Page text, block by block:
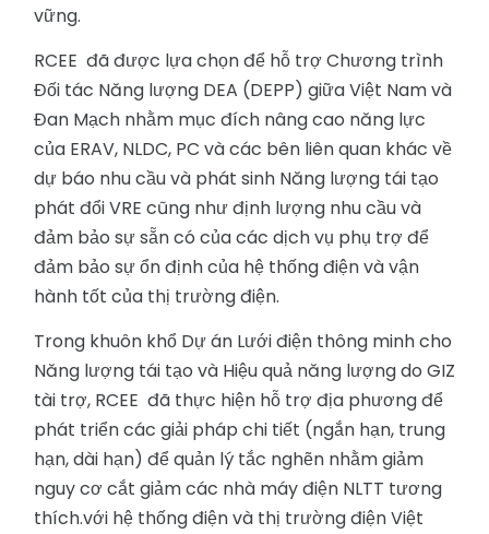
vững.
RCEE đã được lựa chọn để hỗ trợ Chương trình
Đối tác Năng lượng DEA (DEPP) giữa Việt Nam và
Đan Mạch nhằm mục đích nâng cao năng lực
của ERAV, NLDC, PC và các bên liên quan khác về
dự báo nhu cầu và phát sinh Năng lượng tái tạo
phát đổi VRE cũng như định lượng nhu cầu và
đảm bảo sự sẵn có của các dịch vụ phụ trợ để
đảm bảo sự ổn định của hệ thống điện và vận
hành tốt của thị trường điện.
Trong khuôn khổ Dự án Lưới điện thông minh cho
Năng lượng tái tạo và Hiệu quả năng lượng do GIZ
tài trợ, RCEE đã thực hiện hỗ trợ địa phương để
phát triển các giải pháp chi tiết (ngắn hạn, trung
hạn, dài hạn) để quản lý tắc nghẽn nhằm giảm
nguy cơ cắt giảm các nhà máy điện NLTT tương
thích.với hệ thống điện và thị trường điện Việt